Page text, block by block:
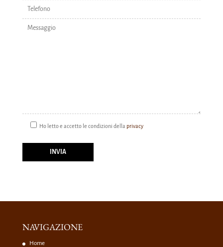
Ho letto e accetto le condizioni della privacy
NAVIGAZIONE
Home